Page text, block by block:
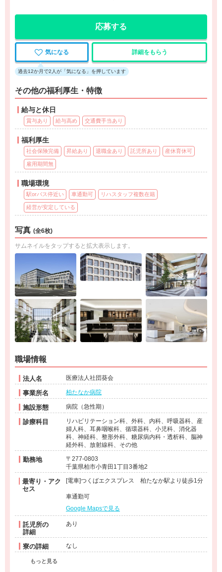
応募する
気になる 詳細をもらう
過去12か月で2人が「気になる」を押しています
その他の福利厚生・特徴
給与と休日
賞与あり 給与高め 交通費手当あり
福利厚生
社会保険完備 昇給あり 退職金あり 託児所あり 産休育休可
雇用期間無
職場環境
駅orバス停近い 車通勤可 リハスタッフ複数在籍
経営が安定している
写真 (全6枚)
サムネイルをタップすると拡大表示します。
職場情報
法人名 医療法人社団葵会
事業所名 柏たなか病院
施設形態 病院（急性期）
診療科目
リハビリテーション科、外科、内科、呼吸器科、産
婦人科、耳鼻咽喉科、循環器科、小児科、消化器
科、神経科、整形外科、糖尿病内科・透析科、脳神
経外科、放射線科、その他
勤務地
〒277-0803
千葉県柏市小青田1丁目3番地2
最寄り・アク
セス
[電車]つくばエクスプレス 柏たなか駅より徒歩1分
車通勤可
Google Mapsで見る
託児所の
詳細
あり
寮の詳細 なし
もっと見る